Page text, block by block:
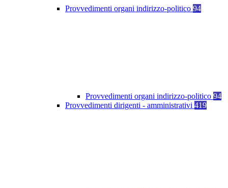
Provvedimenti organi indirizzo-politico 94
Provvedimenti organi indirizzo-politico 94
Provvedimenti dirigenti - amministrativi 419